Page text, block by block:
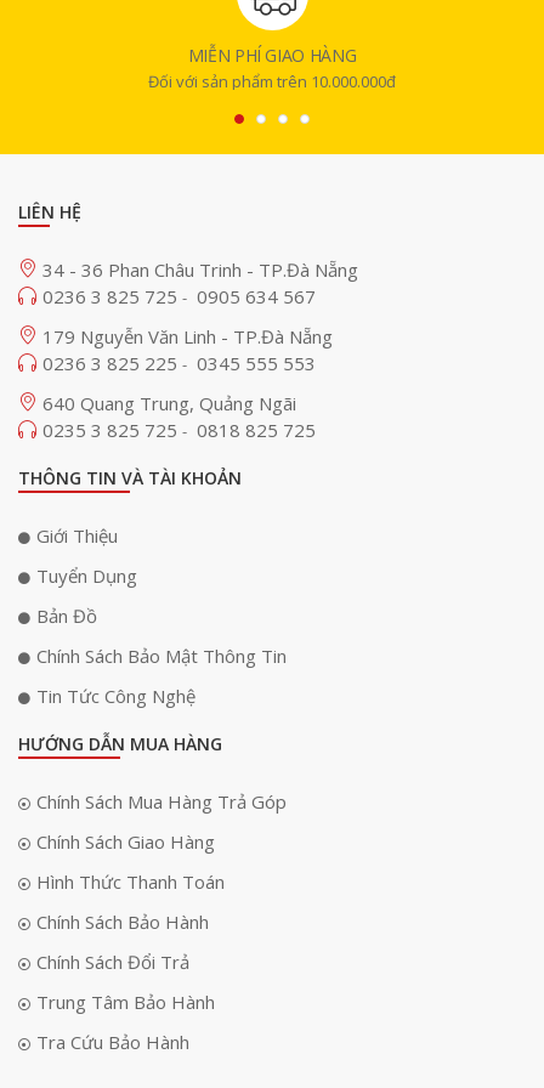
Galaxy Tab S11 Ultra sở hữu màn hình Dynamic AMOLED 2X 14,6" trong
khi Galaxy Tab S11 là 11" mang đến không gian hiển thị rộng lớn. Độ
sáng ngoài trời 1000 nits và tối đa 1600 nits giúp hình ảnh rõ ràng, sống
cùng viền mỏng mang lại trải nghiệm đắm chìm cho xem phim, chơi
game và sáng tạo ở bất cứ đâu.
Hiệu năng mạnh mẽ với AI
Samsung Galaxy Tab S11 và S11 Ultra được trang bị vi xử lý nâng cấp
Thiết bị hỗ trợ đa nhiệm mượt mà, xử lý đồ họa ấn tượng và độ trễ thấp,
giúp mọi tác vụ từ giải trí đến công việc đều diễn ra liền mạch. Đồng thời,
hiệu năng AI tối ưu cho phép bạn sáng tạo nội dung, chỉnh sửa video
và sử dụng các ứng dụng năng suất một cách hiệu quả, đáp ứng mọi
nhu cầu làm việc và giải trí.
MIỄN PHÍ GIAO HÀNG
Đối với sản phẩm trên 10.000.000đ
LIÊN HỆ
34 - 36 Phan Châu Trinh - TP.Đà Nẵng
0236 3 825 725 - 0905 634 567
179 Nguyễn Văn Linh - TP.Đà Nẵng
0236 3 825 225 - 0345 555 553
640 Quang Trung, Quảng Ngãi
0235 3 825 725 - 0818 825 725
THÔNG TIN VÀ TÀI KHOẢN
Giới Thiệu
Tuyển Dụng
Bản Đồ
Chính Sách Bảo Mật Thông Tin
Tin Tức Công Nghệ
HƯỚNG DẪN MUA HÀNG
Chính Sách Mua Hàng Trả Góp
Chính Sách Giao Hàng
Hình Thức Thanh Toán
Chính Sách Bảo Hành
Chính Sách Đổi Trả
Trung Tâm Bảo Hành
Tra Cứu Bảo Hành